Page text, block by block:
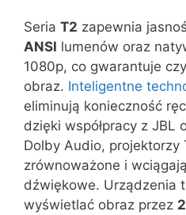
Seria T2 zapewnia
ANSI lumenów oraz
1080p, co gwarantuje
obraz. Inteligentne
eliminują konieczność
dzięki współpracy z JBL
Dolby Audio, projektorzy
zrównoważone i
dźwiękowe. Urządzenia
wyświetlać obraz przez